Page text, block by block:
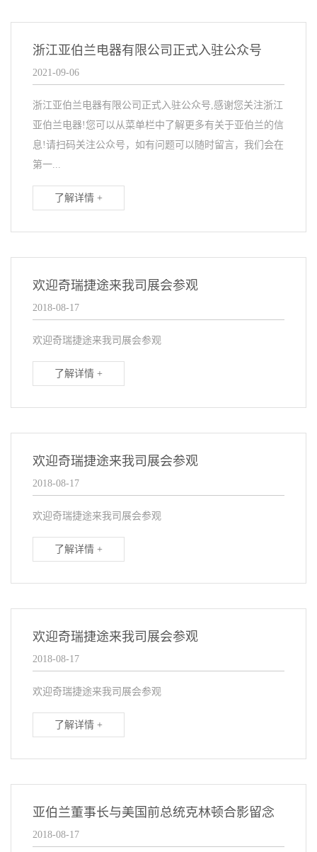
浙江亚伯兰电器有限公司正式入驻公众号
2021-09-06
浙江亚伯兰电器有限公司正式入驻公众号,感谢您关注浙江
亚伯兰电器!您可以从菜单栏中了解更多有关于亚伯兰的信
息!请扫码关注公众号，如有问题可以随时留言，我们会在
第一...
了解详情 +
欢迎奇瑞捷途来我司展会参观
2018-08-17
欢迎奇瑞捷途来我司展会参观
了解详情 +
欢迎奇瑞捷途来我司展会参观
2018-08-17
欢迎奇瑞捷途来我司展会参观
了解详情 +
欢迎奇瑞捷途来我司展会参观
2018-08-17
欢迎奇瑞捷途来我司展会参观
了解详情 +
亚伯兰董事长与美国前总统克林顿合影留念
2018-08-17